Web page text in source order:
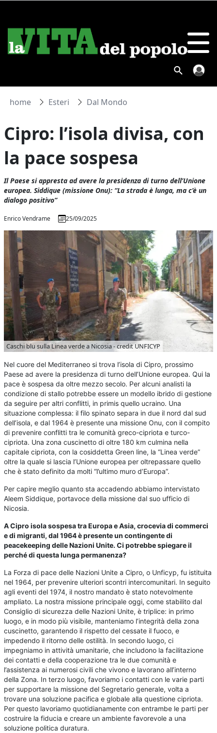
home Esteri Dal Mondo
Cipro: l’isola divisa, con
la pace sospesa
Il Paese si appresta ad avere la presidenza di turno dell’Unione
europea. Siddique (missione Onu): “La strada è lunga, ma c’è un
dialogo positivo”
Enrico Vendrame 25/09/2025
Caschi blu sulla Linea verde a Nicosia - credit UNFICYP
Nel cuore del Mediterraneo si trova l’isola di Cipro, prossimo
Paese ad avere la presidenza di turno dell’Unione europea. Qui la
pace è sospesa da oltre mezzo secolo. Per alcuni analisti la
condizione di stallo potrebbe essere un modello ibrido di gestione
da seguire per altri conflitti, in primis quello ucraino. Una
situazione complessa: il filo spinato separa in due il nord dal sud
dell’isola, e dal 1964 è presente una missione Onu, con il compito
di prevenire conflitti tra le comunità greco-cipriota e turco-
cipriota. Una zona cuscinetto di oltre 180 km culmina nella
capitale cipriota, con la cosiddetta Green line, la “Linea verde”
oltre la quale si lascia l’Unione europea per oltrepassare quello
che è stato definito da molti “l’ultimo muro d’Europa”.
Per capire meglio quanto sta accadendo abbiamo intervistato
Aleem Siddique, portavoce della missione dal suo ufficio di
Nicosia.
A Cipro isola sospesa tra Europa e Asia, crocevia di commerci
e di migranti, dal 1964 è presente un contingente di
peacekeeping delle Nazioni Unite. Ci potrebbe spiegare il
perché di questa lunga permanenza?
La Forza di pace delle Nazioni Unite a Cipro, o Unficyp, fu istituita
nel 1964, per prevenire ulteriori scontri intercomunitari. In seguito
agli eventi del 1974, il nostro mandato è stato notevolmente
ampliato. La nostra missione principale oggi, come stabilito dal
Consiglio di sicurezza delle Nazioni Unite, è triplice: in primo
luogo, e in modo più visibile, manteniamo l’integrità della zona
cuscinetto, garantendo il rispetto del cessate il fuoco, e
impedendo il ritorno delle ostilità. In secondo luogo, ci
impegniamo in attività umanitarie, che includono la facilitazione
dei contatti e della cooperazione tra le due comunità e
l’assistenza ai numerosi civili che vivono e lavorano all’interno
della Zona. In terzo luogo, favoriamo i contatti con le varie parti
per supportare la missione del Segretario generale, volta a
trovare una soluzione pacifica e globale alla questione cipriota.
Per questo lavoriamo quotidianamente con entrambe le parti per
costruire la fiducia e creare un ambiente favorevole a una
soluzione politica duratura.